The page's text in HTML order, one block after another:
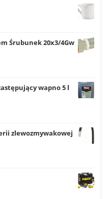
Śrubunek 20x3/4Gw
wapno 5 l
zlewozmywakowej